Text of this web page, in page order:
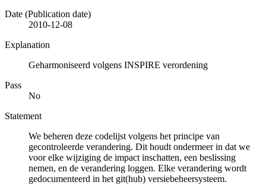
Date (Publication date)
2010-12-08
Explanation
Geharmoniseerd volgens INSPIRE verordening
Pass
No
Statement
We beheren deze codelijst volgens het principe van
gecontroleerde verandering. Dit houdt ondermeer in dat we
voor elke wijziging de impact inschatten, een beslissing
nemen, en de verandering loggen. Elke verandering wordt
gedocumenteerd in het git(hub) versiebeheersysteem.